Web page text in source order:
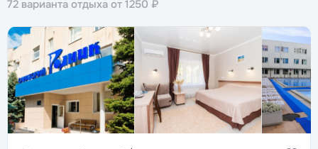
72 варианта отдыха от 1250 ₽